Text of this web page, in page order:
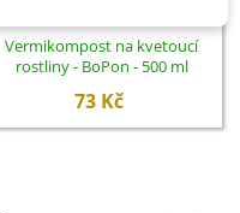
Vermikompost na kvetoucí
rostliny - BoPon - 500 ml
73 Kč